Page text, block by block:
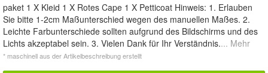
paket 1 X Kleid 1 X Rotes Cape 1 X Petticoat Hinweis: 1. Erlauben
Sie bitte 1-2cm Maßunterschied wegen des manuellen Maßes. 2.
Leichte Farbunterschiede sollten aufgrund des Bildschirms und des
Lichts akzeptabel sein. 3. Vielen Dank für Ihr Verständnis.... Mehr
* maschinell aus der Artikelbeschreibung erstellt